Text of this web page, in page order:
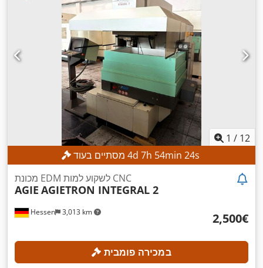
1 / 12
4d 7h 54min 22s
Hessen 3,013 km
מכונת EDM לשקוע למות CNC
AGIE AGIETRON INTEGRAL 2
‏2,500 ‏€
במכירה פומבית